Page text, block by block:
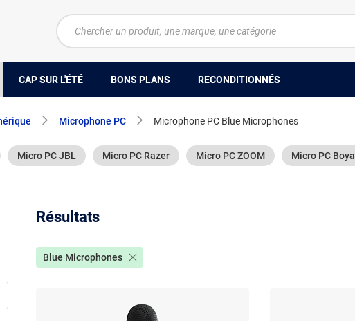
CAP SUR L'ÉTÉ BONS PLANS RECONDITIONNÉS
Microphone PC Microphone PC Blue Microphones
Micro PC JBL Micro PC Razer Micro PC ZOOM Micro PC Boya
Résultats
Blue Microphones